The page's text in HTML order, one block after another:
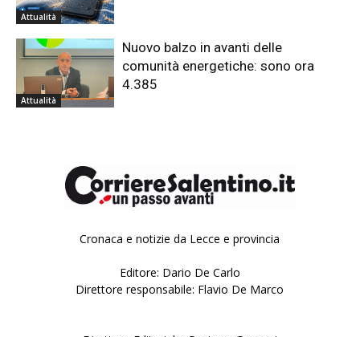
Attualità
Attualità
Nuovo balzo in avanti delle
comunità energetiche: sono ora
4.385
Cronaca e notizie da Lecce e provincia
Editore: Dario De Carlo
Direttore responsabile: Flavio De Marco